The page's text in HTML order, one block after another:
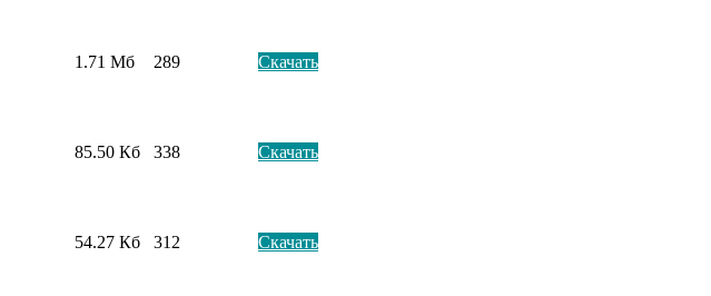
1.71 Мб 289 Скачать
85.50 Кб 338 Скачать
54.27 Кб 312 Скачать